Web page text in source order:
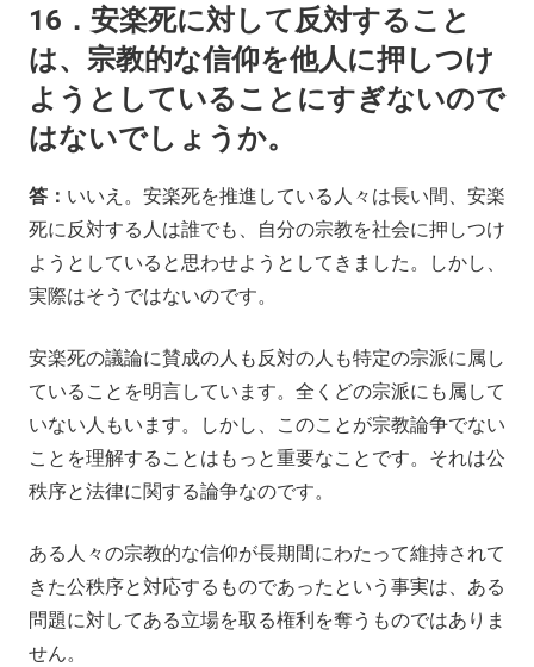
16．安楽死に対して反対すること
は、宗教的な信仰を他人に押しつけ
ようとしていることにすぎないので
はないでしょうか。
答： いいえ。安楽死を推進している人々は長い間、安楽
死に反対する人は誰でも、自分の宗教を社会に押しつけ
ようとしていると思わせようとしてきました。しかし、
実際はそうではないのです。
安楽死の議論に賛成の人も反対の人も特定の宗派に属し
ていることを明言しています。全くどの宗派にも属して
いない人もいます。しかし、このことが宗教論争でない
ことを理解することはもっと重要なことです。それは公
秩序と法律に関する論争なのです。
ある人々の宗教的な信仰が長期間にわたって維持されて
きた公秩序と対応するものであったという事実は、ある
問題に対してある立場を取る権利を奪うものではありま
せん。